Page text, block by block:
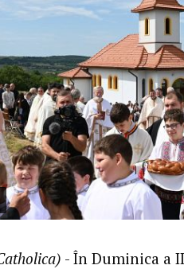
- În Duminica a